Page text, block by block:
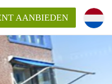
AANBIEDEN